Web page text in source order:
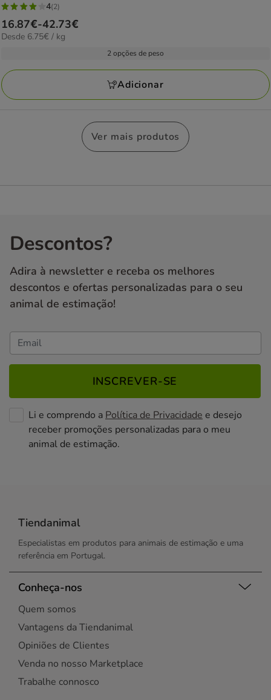
4
estrelas
com
avaliações
4(2)
Preço
de
42.73€
16.87€-42.73€
6.75€
Desde 6.75€ / kg
2 opções de peso
Adicionar
Ver mais produtos
Descontos?
Adira à newsletter e receba os melhores
descontos e ofertas personalizadas para o seu
animal de estimação!
INSCREVER-SE
Li e comprendo a Política de Privacidade e desejo
receber promoções personalizadas para o meu
animal de estimação.
Tiendanimal
Especialistas em produtos para animais de estimação e uma
referência em Portugal.
Conheça-nos
Quem somos
Vantagens da Tiendanimal
Opiniões de Clientes
Venda no nosso Marketplace
Trabalhe connosco